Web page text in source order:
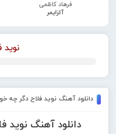
فرهاد کاظمی
آلزایمر
نوید
دانلود آهنگ نوید فلاح دگر چه
دانلود آهنگ نوید